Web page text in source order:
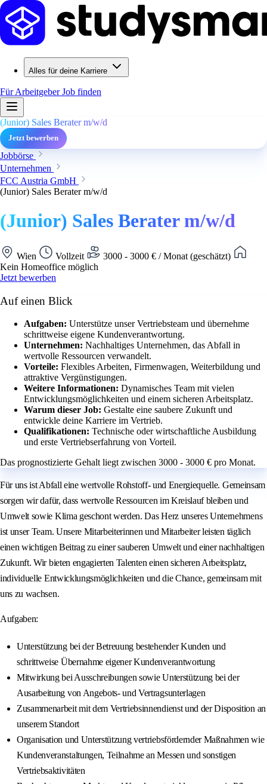
Alles für deine Karriere
Für ArbeitgeberJob finden
(Junior) Sales Berater m/w/d
Jetzt bewerben
Jobbörse
Unternehmen
FCC Austria GmbH
(Junior) Sales Berater m/w/d
(Junior) Sales Berater m/w/d
Wien Vollzeit
3000 - 3000 € / Monat (geschätzt)
Kein Homeoffice möglich
Jetzt bewerben
Auf einen Blick
Aufgaben: Unterstütze unser Vertriebsteam und übernehme
schrittweise eigene Kundenverantwortung.
Unternehmen: Nachhaltiges Unternehmen, das Abfall in
wertvolle Ressourcen verwandelt.
Vorteile: Flexibles Arbeiten, Firmenwagen, Weiterbildung und
attraktive Vergünstigungen.
Weitere Informationen: Dynamisches Team mit vielen
Entwicklungsmöglichkeiten und einem sicheren Arbeitsplatz.
Warum dieser Job: Gestalte eine saubere Zukunft und
entwickle deine Karriere im Vertrieb.
Qualifikationen: Technische oder wirtschaftliche Ausbildung
und erste Vertriebserfahrung von Vorteil.
Das prognostizierte Gehalt liegt zwischen 3000 - 3000 € pro Monat.
Für uns ist Abfall eine wertvolle Rohstoff- und Energiequelle. Gemeinsam
sorgen wir dafür, dass wertvolle Ressourcen im Kreislauf bleiben und
Umwelt sowie Klima geschont werden. Das Herz unseres Unternehmens
ist unser Team. Unsere Mitarbeiterinnen und Mitarbeiter leisten täglich
einen wichtigen Beitrag zu einer sauberen Umwelt und einer nachhaltigen
Zukunft. Wir bieten engagierten Talenten einen sicheren Arbeitsplatz,
individuelle Entwicklungsmöglichkeiten und die Chance, gemeinsam mit
uns zu wachsen.
Aufgaben:
Unterstützung bei der Betreuung bestehender Kunden und
schrittweise Übernahme eigener Kundenverantwortung
Mitwirkung bei Ausschreibungen sowie Unterstützung bei der
Ausarbeitung von Angebots- und Vertragsunterlagen
Zusammenarbeit mit dem Vertriebsinnendienst und der Disposition an
unserem Standort
Organisation und Unterstützung vertriebsfördernder Maßnahmen wie
Kundenveranstaltungen, Teilnahme an Messen und sonstigen
Vertriebsaktivitäten